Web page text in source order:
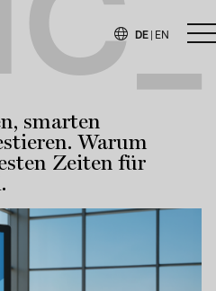
DE | EN
smarten
Warum
Zeiten für